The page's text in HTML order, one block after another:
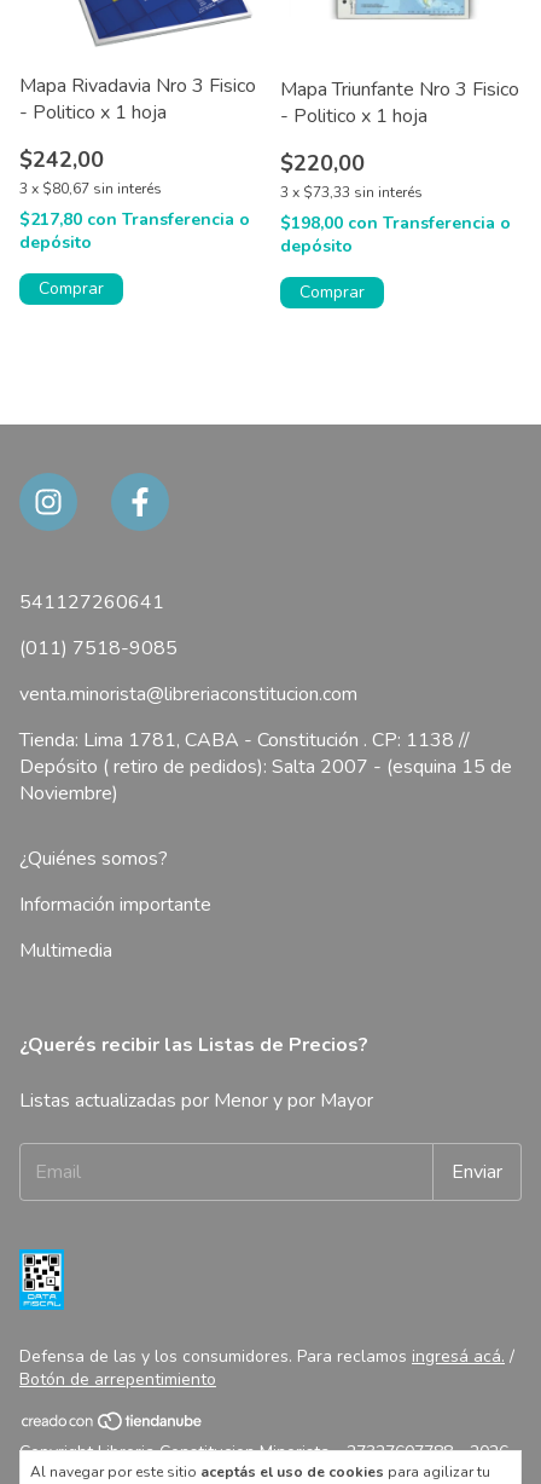
Al navegar por este sitio aceptás el uso de cookies para agilizar tu
Mapa Rivadavia Nro 3 Fisico
- Politico x 1 hoja
$242,00
3 x $80,67 sin interés
$217,80 con Transferencia o
depósito
Comprar
Mapa Triunfante Nro 3 Fisico
- Politico x 1 hoja
$220,00
3 x $73,33 sin interés
$198,00 con Transferencia o
depósito
Comprar
541127260641
(011) 7518-9085
venta.minorista@libreriaconstitucion.com
Tienda: Lima 1781, CABA - Constitución . CP: 1138 //
Depósito ( retiro de pedidos): Salta 2007 - (esquina 15 de
Noviembre)
¿Quiénes somos?
Información importante
Multimedia
¿Querés recibir las Listas de Precios?
Listas actualizadas por Menor y por Mayor
Defensa de las y los consumidores. Para reclamos ingresá acá. /
Botón de arrepentimiento
Copyright Libreria Constitucion Minorista - 27327607788 - 2026.
Todos los derechos reservados.